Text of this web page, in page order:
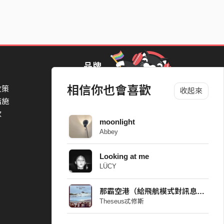
相信你也會喜歡 收起來
moonlight
Abbey
Looking at me
LÜCY
那霸空港（給飛航模式對訊息焦慮的乘客）
Theseus忒修斯
策
施
品牌
StreetVoice Awards 街聲音樂獎
Blow 吹音樂
Packer 派歌
SimpleLife 簡單生活節
ParkPark Carnival
一起比 YEAH 吧